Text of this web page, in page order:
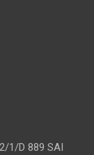
1/D 889 SAI